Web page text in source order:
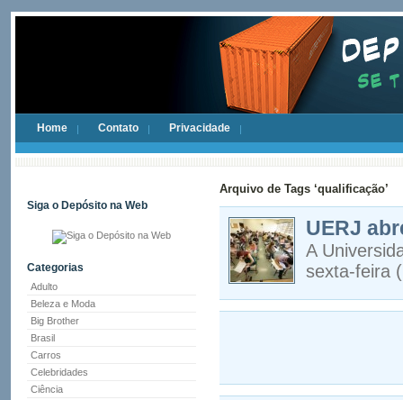
Home Contato Privacidade
Siga o Depósito na Web
Categorias
Adulto
Beleza e Moda
Big Brother
Brasil
Carros
Celebridades
Ciência
Arquivo de Tags ‘qualificação’
UERJ
A
sexta-feira